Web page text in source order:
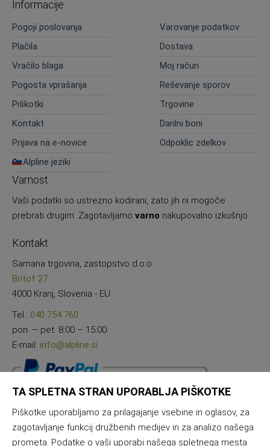
Informacije
Pogoji poslovanja
Varovanje podatkov
Plačila
Dostava
Vračilo blaga
Moj račun
Pogosta vprašanja
Reševanje sporov
Piškotki
Trgovine
Kontakt
Darilni boni
Prijava na e-novice
Odpoklic zdelkov
Alpline jeziki
Varnost
Vaši podatki so ustrezno kodirani, zato jih ni mogoče
prebrati drugim. Zagotavljamo varno nakupovalno izkušnjo.
Kontakt
Samana trgovina, zastopstvo d.o.o.
Britof 27
4000 Kranj, Slovenia - EU
Tel.: 040 754 760
pon. – pet. 8:00 – 15:00
E-mail: info@alpline.si
TA SPLETNA STRAN UPORABLJA PIŠKOTKE
Piškotke uporabljamo za prilagajanje vsebine in oglasov, za
zagotavljanje funkcij družbenih medijev in za analizo našega
prometa. Podatke o vaši uporabi našega spletnega mesta